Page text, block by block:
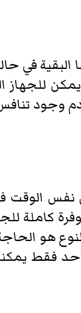
البقية في
للجهاز
وجود
الوقت
كاملة
هو
فقط